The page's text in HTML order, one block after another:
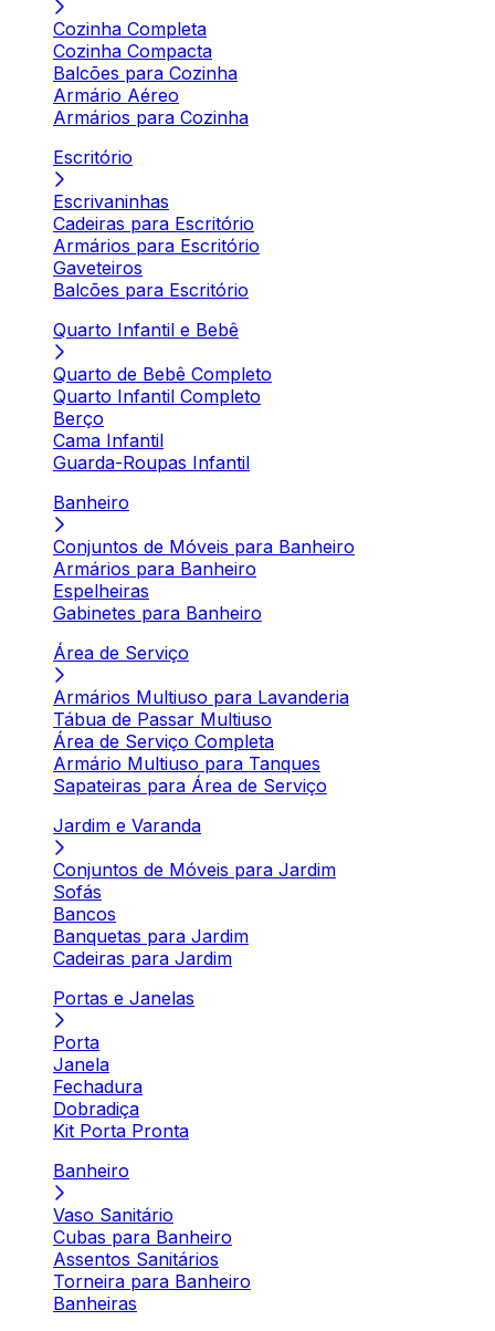
Cozinha Completa
Cozinha Compacta
Balcões para Cozinha
Armário Aéreo
Armários para Cozinha
Escritório
Escrivaninhas
Cadeiras para Escritório
Armários para Escritório
Gaveteiros
Balcões para Escritório
Quarto Infantil e Bebê
Quarto de Bebê Completo
Quarto Infantil Completo
Berço
Cama Infantil
Guarda-Roupas Infantil
Banheiro
Conjuntos de Móveis para Banheiro
Armários para Banheiro
Espelheiras
Gabinetes para Banheiro
Área de Serviço
Armários Multiuso para Lavanderia
Tábua de Passar Multiuso
Área de Serviço Completa
Armário Multiuso para Tanques
Sapateiras para Área de Serviço
Jardim e Varanda
Conjuntos de Móveis para Jardim
Sofás
Bancos
Banquetas para Jardim
Cadeiras para Jardim
Portas e Janelas
Porta
Janela
Fechadura
Dobradiça
Kit Porta Pronta
Banheiro
Vaso Sanitário
Cubas para Banheiro
Assentos Sanitários
Torneira para Banheiro
Banheiras